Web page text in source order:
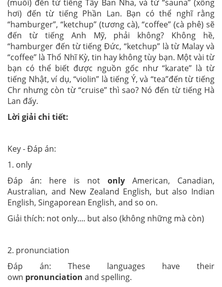
(muỗi) đến từ tiếng Tây Ban Nha, và từ “sauna” (xông
hơi) đến từ tiếng Phần Lan. Bạn có thể nghĩ rằng
“hamburger”, “ketchup” (tương cà), “coffee” (cà phê) sẽ
đến từ tiếng Anh Mỹ, phải không? Không hề,
“hamburger đến từ tiếng Đức, “ketchup” là từ Malay và
“coffee” là Thổ Nhĩ Kỳ, tin hay không tùy bạn. Một vài từ
bạn có thể biết được nguồn gốc như “karate” là từ
tiếng Nhật, ví dụ, “violin” là tiếng Ý, và “tea”đến từ tiếng
Chr nhưng còn từ “cruise” thì sao? Nó đến từ tiếng Hà
Lan đấy.
Lời giải chi tiết:
Key - Đáp án:
1. only
Đáp án: here is not only American, Canadian,
Australian, and New Zealand English, but also Indian
English, Singaporean English, and so on.
Giải thích: not only.... but also (không những mà còn)
2. pronunciation
Đáp án: These languages have their
own pronunciation and spelling.